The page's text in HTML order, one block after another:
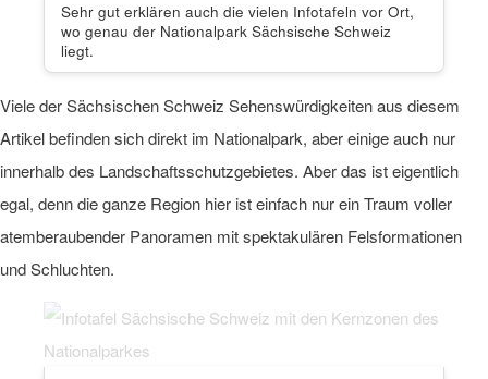
Sehr gut erklären auch die vielen Infotafeln vor Ort,
wo genau der Nationalpark Sächsische Schweiz
liegt.
Viele der Sächsischen Schweiz Sehenswürdigkeiten aus diesem
Artikel befinden sich direkt im Nationalpark, aber einige auch nur
innerhalb des Landschaftsschutzgebietes. Aber das ist eigentlich
egal, denn die ganze Region hier ist einfach nur ein Traum voller
atemberaubender Panoramen mit spektakulären Felsformationen
und Schluchten.